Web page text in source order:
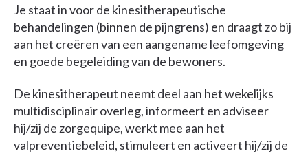
Je staat in voor de kinesitherapeutische
behandelingen (binnen de pijngrens) en draagt zo bij
aan het creëren van een aangename leefomgeving
en goede begeleiding van de bewoners.
De kinesitherapeut neemt deel aan het wekelijks
multidisciplinair overleg, informeert en adviseer
hij/zij de zorgequipe, werkt mee aan het
valpreventiebeleid, stimuleert en activeert hij/zij de